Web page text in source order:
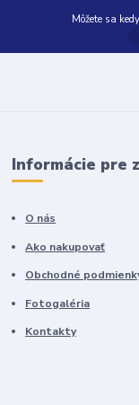
Môžete sa
Informácie pre
O nás
Ako nakupovať
Obchodné
Fotogaléria
Kontakty